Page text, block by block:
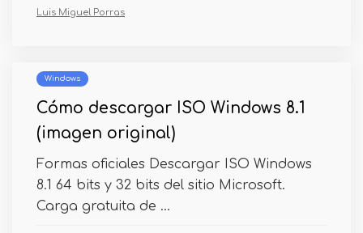
Luis Miguel Porras
Windows
Cómo descargar ISO Windows 8.1
(imagen original)
Formas oficiales Descargar ISO Windows
8.1 64 bits y 32 bits del sitio Microsoft.
Carga gratuita de ...